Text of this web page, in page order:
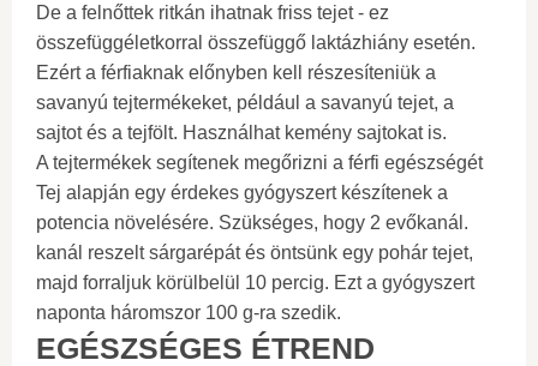
De a felnőttek ritkán ihatnak friss tejet - ez
összefüggéletkorral összefüggő laktázhiány esetén.
Ezért a férfiaknak előnyben kell részesíteniük a
savanyú tejtermékeket, például a savanyú tejet, a
sajtot és a tejfölt. Használhat kemény sajtokat is.
A tejtermékek segítenek megőrizni a férfi egészségét
Tej alapján egy érdekes gyógyszert készítenek a
potencia növelésére. Szükséges, hogy 2 evőkanál.
kanál reszelt sárgarépát és öntsünk egy pohár tejet,
majd forraljuk körülbelül 10 percig. Ezt a gyógyszert
naponta háromszor 100 g-ra szedik.
EGÉSZSÉGES ÉTREND